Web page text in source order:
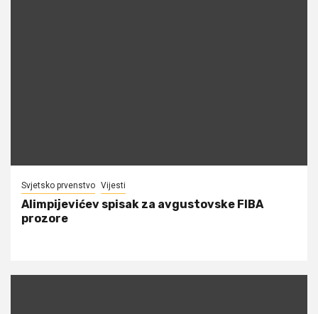
Svjetsko prvenstvo Vijesti
Alimpijevićev spisak za avgustovske FIBA
prozore